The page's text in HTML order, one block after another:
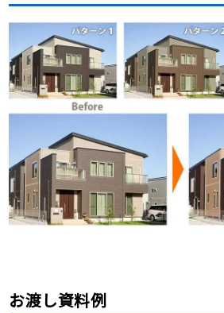
お渡し資料例